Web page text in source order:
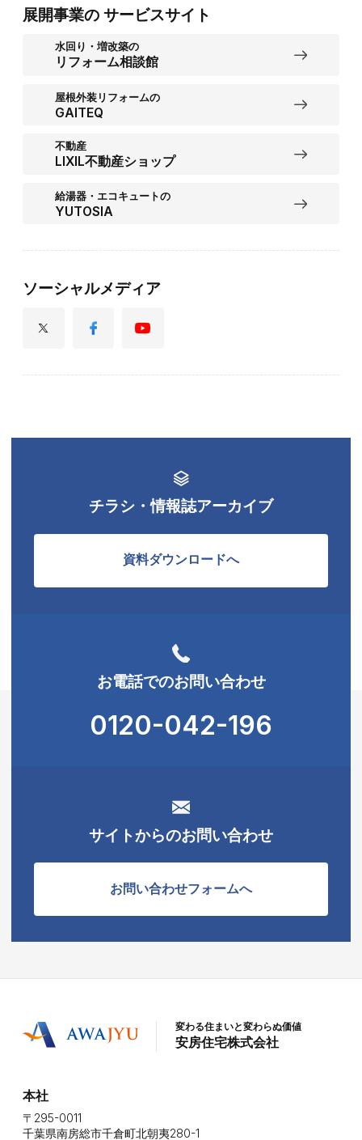
展開事業の サービスサイト
水回り・増改築の
リフォーム相談館
屋根外装リフォームの
GAITEQ
不動産
LIXIL不動産ショップ
給湯器・エコキュートの
YUTOSIA
ソーシャルメディア
チラシ・情報誌アーカイブ
資料ダウンロードへ
お電話でのお問い合わせ
0120-042-196
サイトからのお問い合わせ
お問い合わせフォームへ
変わる住まいと変わらぬ価値
安房住宅株式会社
本社
〒295-0011
千葉県南房総市千倉町北朝夷280-1